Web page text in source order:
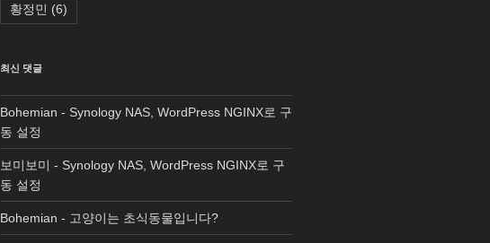
황정민 (6)
최신 댓글
Bohemian - Synology NAS, WordPress NGINX로 구
동 설정
보미보미 - Synology NAS, WordPress NGINX로 구
동 설정
Bohemian - 고양이는 초식동물입니다?